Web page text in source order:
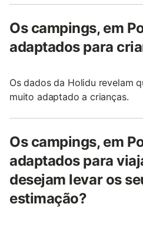
Os campings, em
adaptados para
Os dados da Holidu revelam
muito adaptado a crianças.
Os campings, em
adaptados para
desejam levar os
estimação?